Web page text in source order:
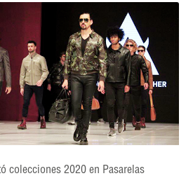
colecciones 2020 en Pasarelas